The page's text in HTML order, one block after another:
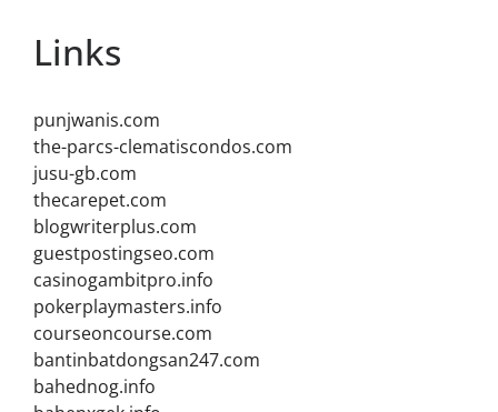
Links
punjwanis.com
the-parcs-clematiscondos.com
jusu-gb.com
thecarepet.com
blogwriterplus.com
guestpostingseo.com
casinogambitpro.info
pokerplaymasters.info
courseoncourse.com
bantinbatdongsan247.com
bahednog.info